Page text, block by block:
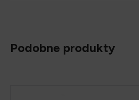
Podobne produkty